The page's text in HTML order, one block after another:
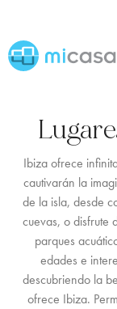
INICIO
VILLAS
2/3
4
5
Ibiza ofrece
cautivarán la
de la isla, desde
cuevas, o disfrute
parques
edades e
descubriendo la
ofrece Ibiza.